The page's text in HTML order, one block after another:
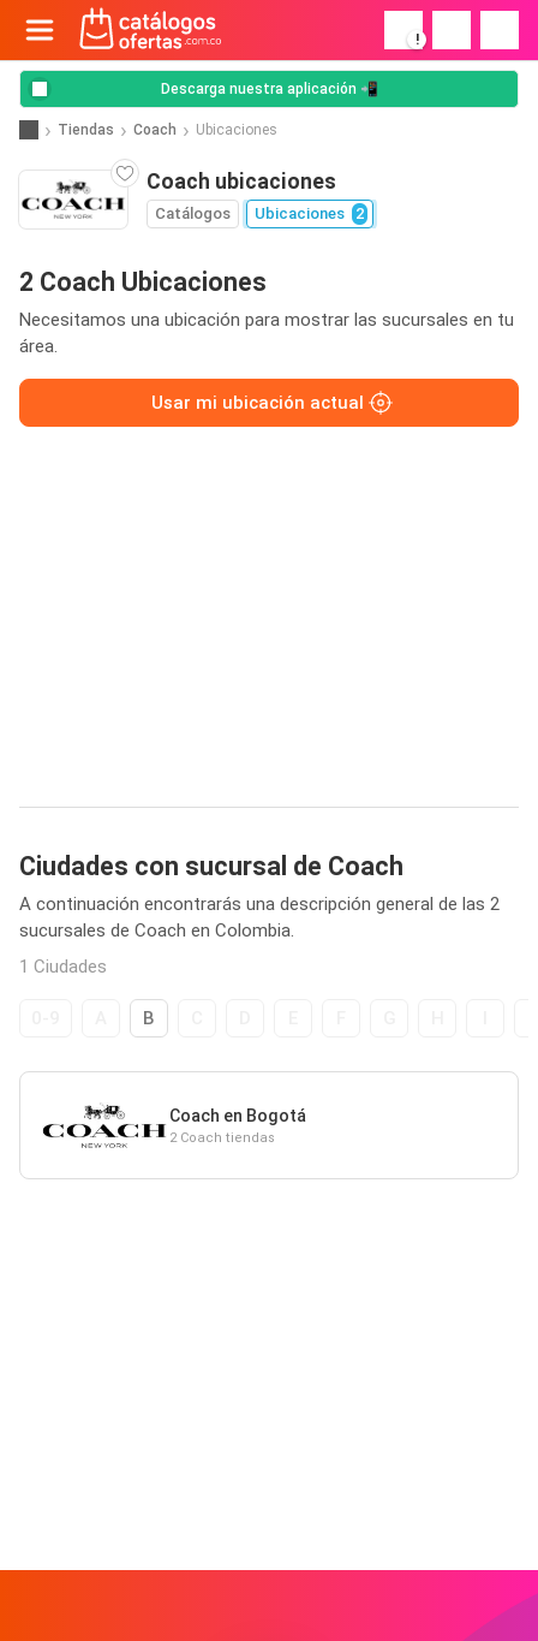
!
Descarga nuestra aplicación 📲
Tiendas Coach Ubicaciones
Coach ubicaciones
Catálogos Ubicaciones 2
2 Coach Ubicaciones
Necesitamos una ubicación para mostrar las sucursales en tu
área.
Usar mi ubicación actual
Ciudades con sucursal de Coach
A continuación encontrarás una descripción general de las 2
sucursales de Coach en Colombia.
1 Ciudades
B
Coach en Bogotá
2 Coach tiendas